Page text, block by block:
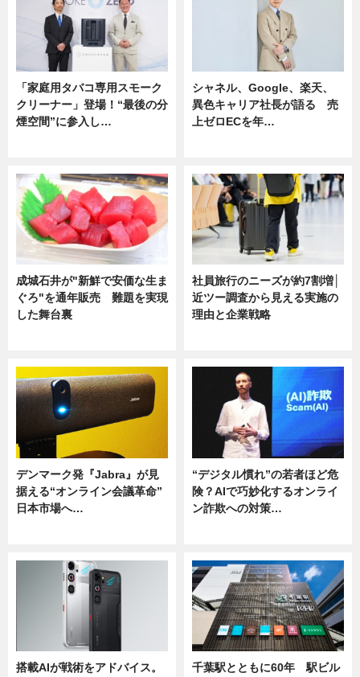
「家庭用タバコ専用スモーク
クリーナー」登場！“最後の分
煙空間”に参入し…
シャネル、Google、楽天、
異色キャリア社長が語る 売
上ゼロECを年…
成城石井が"新鮮で安価な生ま
ぐろ"を通年販売 難題を実現
した舞台裏
社員旅行のニーズが約7割増│
近ツー調査から見える実施の
理由と企業戦略
デンマーク発『Jabra』が見
据える“オンライン会議革命”
日本市場へ…
“デジタル慣れ”の若者ほど危
険？AIで巧妙化するオンライ
ン詐欺への対策…
搭載AIが戦術をアドバイス。
千葉駅とともに60年 駅ビル